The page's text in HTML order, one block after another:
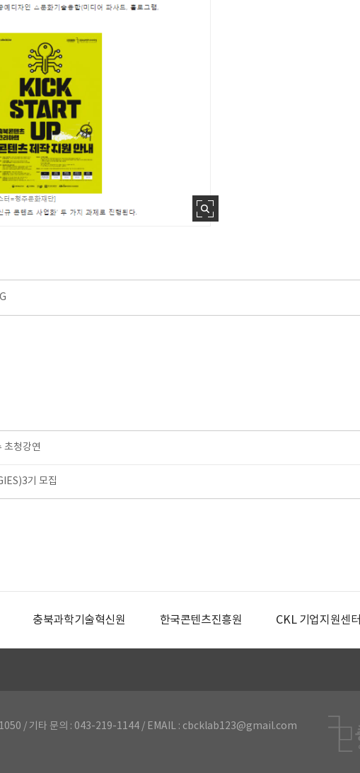
초청강연
기 모집
충북과학기술혁신원 한국콘텐츠진흥원 CKL 기업지원센터
1050 / 기타 문의 : 043-219-1144 / EMAIL : cbcklab123@gmail.com